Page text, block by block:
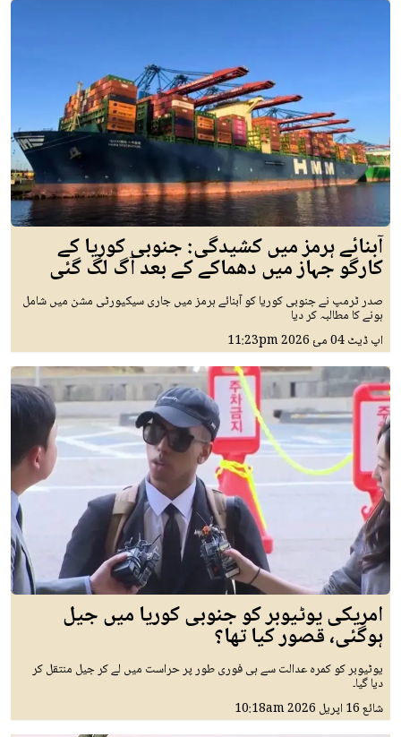
آبنائے ہرمز میں کشیدگی: جنوبی کوریا کے
کارگو جہاز میں دھماکے کے بعد آگ لگ گئی
صدر ٹرمپ نے جنوبی کوریا کو آبنائے ہرمز میں جاری سیکیورٹی مشن میں شامل
ہونے کا مطالبہ کر دیا
اپ ڈیٹ04 مئ 2026 11:23pm
امریکی یوٹیوبر کو جنوبی کوریا میں جیل
ہوگئی، قصور کیا تھا؟
یوٹیوبر کو کمرہ عدالت سے ہی فوری طور پر حراست میں لے کر جیل منتقل کر
دیا گیا۔
شائع16 اپريل 2026 10:18am